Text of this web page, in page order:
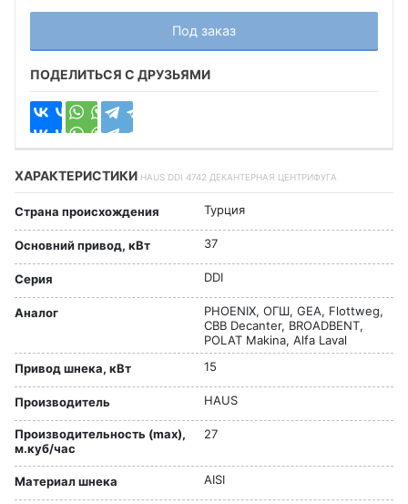
Под заказ
ПОДЕЛИТЬСЯ С ДРУЗЬЯМИ
ХАРАКТЕРИСТИКИ HAUS DDI 4742 ДЕКАНТЕРНАЯ ЦЕНТРИФУГА
Страна происхождения Турция
Основний привод, кВт 37
Серия DDI
Аналог
PHOENIX, ОГШ, GEA, Flottweg,
CBB Decanter, BROADBENT,
POLAT Makina, Alfa Laval
Привод шнека, кВт
15
Производитель HAUS
Производительность (max),
м.куб/час
27
Материал шнека AISI